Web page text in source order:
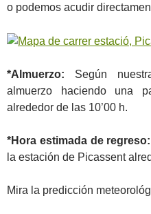
o podemos acudir
*Almuerzo: Según
almuerzo haciendo una
alrededor de las 10’00 h.
*Hora estimada de regreso:
la estación de Picassent
Mira la predicción